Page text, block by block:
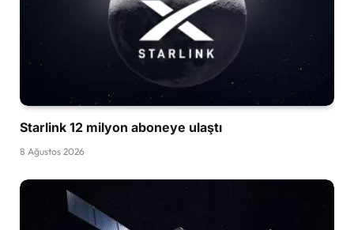
Starlink 12 milyon aboneye ulaştı
8 Ağustos 2026